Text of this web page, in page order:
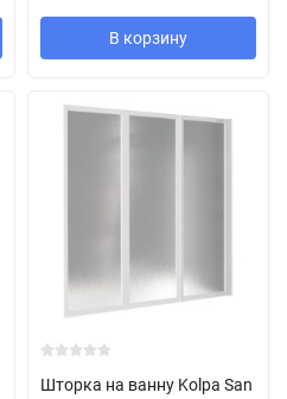
В корзину
Шторка на ванну Kolpa San